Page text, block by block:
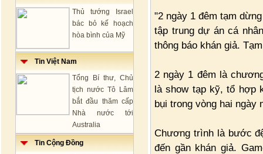
Thủ tướng Israel
bác bỏ kế hoạch
hòa bình của Mỹ
Tin Việt Nam
Tổng Bí thư, Chủ
tịch nước Tô Lâm
bắt đầu thăm cấp
Nhà nước tới
Australia
Tin Cộng Đồng
"2 ngày 1 đêm tạm
tập trung dự án cá
thông báo khán giả.
2 ngày 1 đêm là
là show tạp kỹ, tổ hợp
bụi trong vòng hai ngày
Chương trình là bước
đến gần khán giả.